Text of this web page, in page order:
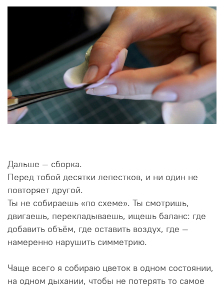
Дальше — сборка.
Перед тобой десятки лепестков, и ни один не
повторяет другой.
Ты не собираешь «по схеме». Ты смотришь,
двигаешь, перекладываешь, ищешь баланс: где
добавить объём, где оставить воздух, где —
намеренно нарушить симметрию.
Чаще всего я собираю цветок в одном состоянии,
на одном дыхании, чтобы не потерять то самое